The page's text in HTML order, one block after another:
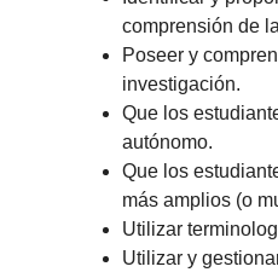
comprensión de
Poseer y
investigación.
Que los
autónomo.
Que los
más amplios (o
Utilizar
Utilizar y